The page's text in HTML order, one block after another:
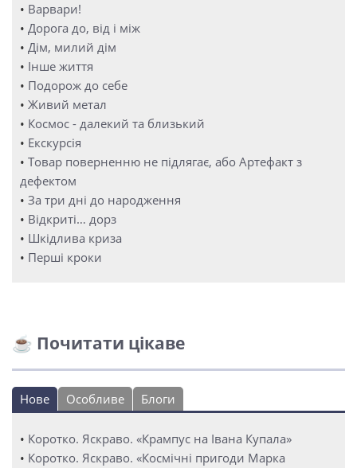
• Варвари!
• Дорога до, від і між
• Дім, милий дім
• Інше життя
• Подорож до себе
• Живий метал
• Космос - далекий та близький
• Екскурсія
• Товар поверненню не підлягає, або Артефакт з
дефектом
• За три дні до народження
• Відкриті… дорз
• Шкідлива криза
• Перші кроки
☕ Почитати цікаве
Нове Особливе Блоги
• Коротко. Яскраво. «Крампус на Івана Купала»
• Коротко. Яскраво. «Космічні пригоди Марка